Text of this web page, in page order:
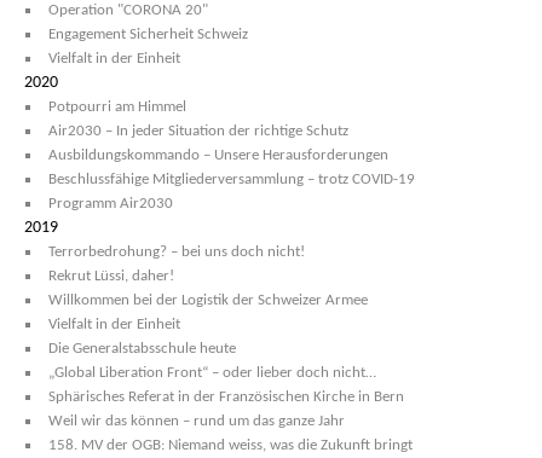
Operation "CORONA 20"
Engagement Sicherheit Schweiz
Vielfalt in der Einheit
2020
Potpourri am Himmel
Air2030 – In jeder Situation der richtige Schutz
Ausbildungskommando – Unsere Herausforderungen
Beschlussfähige Mitgliederversammlung – trotz COVID-19
Programm Air2030
2019
Terrorbedrohung? – bei uns doch nicht!
Rekrut Lüssi, daher!
Willkommen bei der Logistik der Schweizer Armee
Vielfalt in der Einheit
Die Generalstabsschule heute
„Global Liberation Front“ – oder lieber doch nicht…
Sphärisches Referat in der Französischen Kirche in Bern
Weil wir das können – rund um das ganze Jahr
158. MV der OGB: Niemand weiss, was die Zukunft bringt